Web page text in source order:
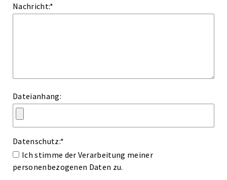
Nachricht:*
Dateianhang:
Datenschutz:*
Ich stimme der Verarbeitung meiner
personenbezogenen Daten zu.